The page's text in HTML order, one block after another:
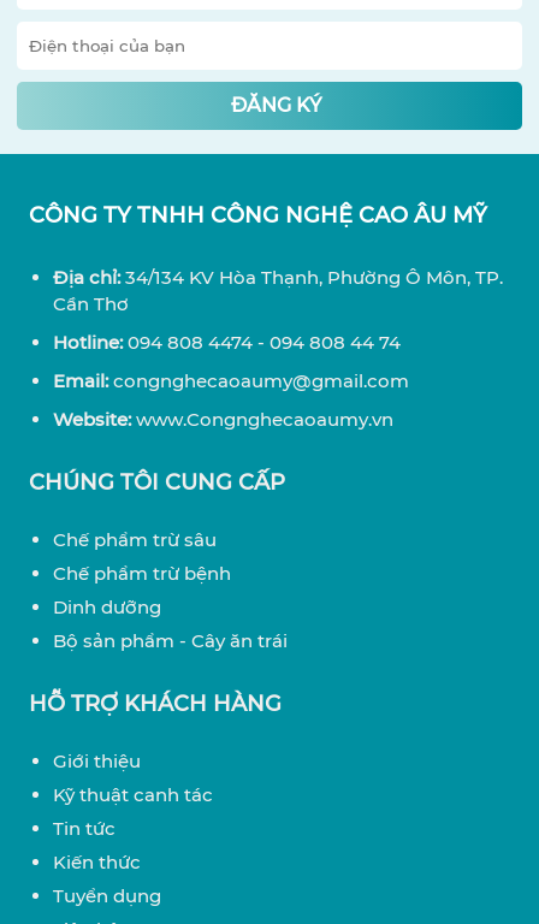
ĐĂNG KÝ
CÔNG TY TNHH CÔNG NGHỆ CAO ÂU MỸ
Địa chỉ:34/134 KV Hòa Thạnh, Phường Ô Môn, TP.
Cần Thơ
Hotline:094 808 4474 - 094 808 44 74
Email:congnghecaoaumy@gmail.com
Website:www.Congnghecaoaumy.vn
CHÚNG TÔI CUNG CẤP
Chế phẩm trừ sâu
Chế phẩm trừ bệnh
Dinh dưỡng
Bộ sản phẩm - Cây ăn trái
HỖ TRỢ KHÁCH HÀNG
Giới thiệu
Kỹ thuật canh tác
Tin tức
Kiến thức
Tuyển dụng